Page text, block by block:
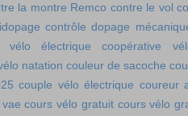
la montre Remco contre le vol
contrôle dopage
vélo électrique
coopérative
natation couleur de sacoche
couple vélo électrique coureur
cours vélo gratuit cours vélo